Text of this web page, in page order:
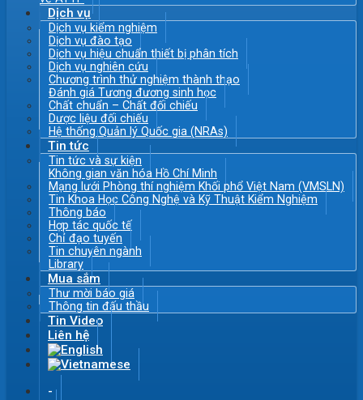
Dịch vụ
Dịch vụ kiểm nghiệm
Dịch vụ đào tạo
Dịch vụ hiệu chuẩn thiết bị phân tích
Dịch vụ nghiên cứu
Chương trình thử nghiệm thành thạo
Đánh giá Tương đương sinh học
Chất chuẩn – Chất đối chiếu
Dược liệu đối chiếu
Hệ thống Quản lý Quốc gia (NRAs)
Tin tức
Tin tức và sự kiện
Không gian văn hóa Hồ Chí Minh
Mạng lưới Phòng thí nghiệm Khối phổ Việt Nam (VMSLN)
Tin Khoa Học Công Nghệ và Kỹ Thuật Kiểm Nghiệm
Thông báo
Hợp tác quốc tế
Chỉ đạo tuyến
Tin chuyên ngành
Library
Mua sắm
Thư mời báo giá
Thông tin đấu thầu
Tin Video
Liên hệ
-